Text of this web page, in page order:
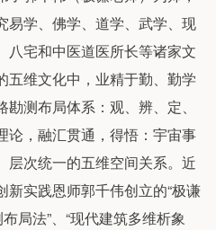
易学、佛学、道学、武学、现
八宅和中医道医所长等诸家文
五维文化中，业精于勤、勤学
测布局体系：观、辨、定、
论，融汇贯通，得悟：宇宙事
层次统一的五维空间关系。近
实践恩师郭千伟创立的“极谦
局法”、“现代建筑多维析象